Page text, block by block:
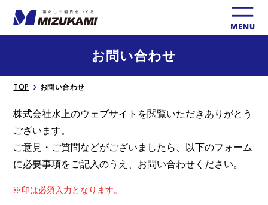
お問い合わせ
TOP お問い合わせ
株式会社⽔上のウェブサイトを閲覧いただきありがとう
ございます。
ご意⾒・ご質問などがございましたら、以下のフォーム
に必要事項をご記入のうえ、お問い合わせください。
※印は必須入⼒となります。